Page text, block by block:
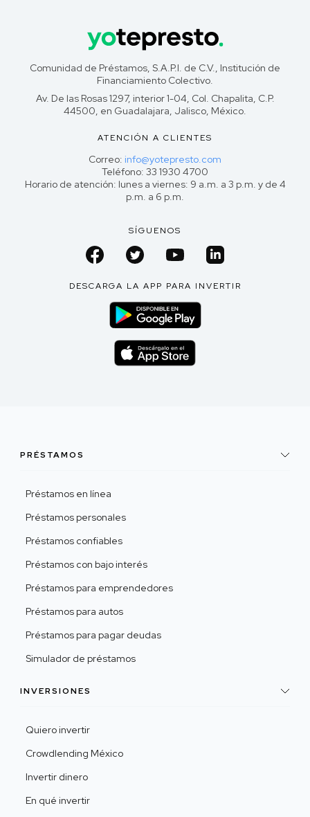
Comunidad de Préstamos, S.A.P.I. de C.V., Institución de
Financiamiento Colectivo.
Av. De las Rosas 1297, interior 1-04, Col. Chapalita, C.P.
44500, en Guadalajara, Jalisco, México.
ATENCIÓN A CLIENTES
Correo: info@yotepresto.com
Teléfono: 33 1930 4700
Horario de atención: lunes a viernes: 9 a.m. a 3 p.m. y de 4
p.m. a 6 p.m.
SÍGUENOS
DESCARGA LA APP PARA INVERTIR
PRÉSTAMOS
Préstamos en línea
Préstamos personales
Préstamos confiables
Préstamos con bajo interés
Préstamos para emprendedores
Préstamos para autos
Préstamos para pagar deudas
Simulador de préstamos
INVERSIONES
Quiero invertir
Crowdlending México
Invertir dinero
En qué invertir